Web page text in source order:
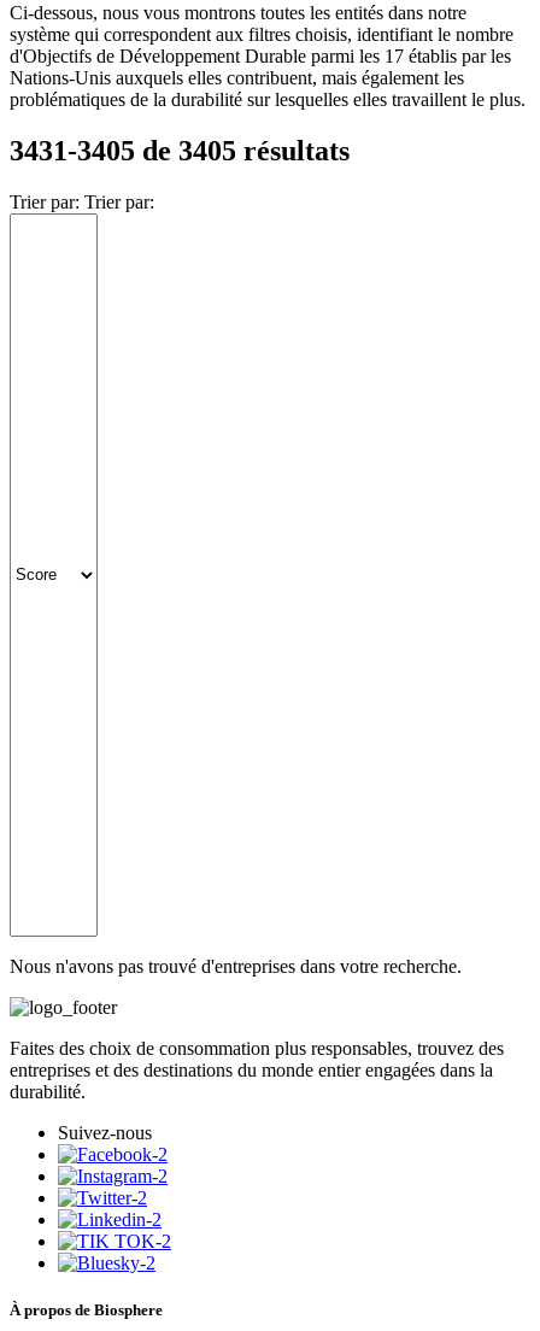
Ci-dessous, nous vous montrons toutes les entités dans notre
système qui correspondent aux filtres choisis, identifiant le nombre
d'Objectifs de Développement Durable parmi les 17 établis par les
Nations-Unis auxquels elles contribuent, mais également les
problématiques de la durabilité sur lesquelles elles travaillent le plus.
3431-3405 de 3405 résultats
Trier par: Trier par:
Nous n'avons pas trouvé d'entreprises dans votre recherche.
Faites des choix de consommation plus responsables, trouvez des
entreprises et des destinations du monde entier engagées dans la
durabilité.
Suivez-nous
À propos de Biosphere